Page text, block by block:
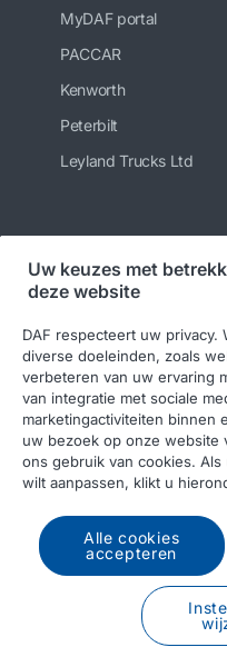
MyDAF portal
PACCAR
Kenworth
Peterbilt
Leyland Trucks Ltd
Volg ons
© 2026 DAF Legal
Algemene
A PACCAR COMPANY
DRIVEN BY QUALITY
Uw keuzes met
deze website
DAF respecteert uw
diverse doeleinden, zoals
verbeteren van uw ervaring
van integratie met sociale
marketingactiviteiten binnen
uw bezoek op onze website
ons gebruik van cookies.
wilt aanpassen, klikt u
Alle cookies
accepteren